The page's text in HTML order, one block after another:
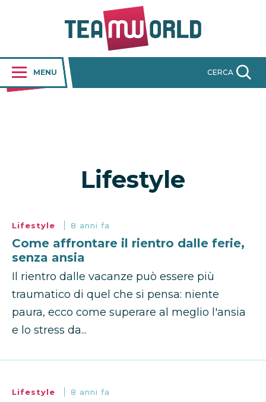
MENU CERCA
Lifestyle
Lifestyle 8 anni fa
Come affrontare il rientro dalle ferie,
senza ansia
Il rientro dalle vacanze può essere più
traumatico di quel che si pensa: niente
paura, ecco come superare al meglio l'ansia
e lo stress da...
Lifestyle 8 anni fa